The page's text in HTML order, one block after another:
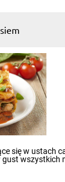
się w ustach
wszystkich